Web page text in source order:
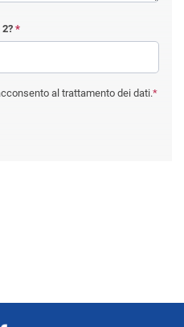
2? *
al trattamento dei dati.*